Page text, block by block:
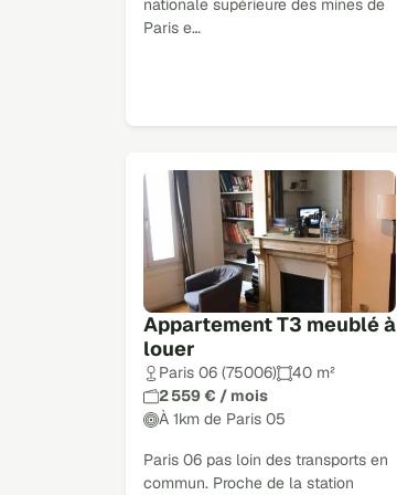
nationale supérieure des mines de
Paris e…
Appartement T3 meublé à
louer
Paris 06 (75006)
40 m²
2 559 € / mois
À 1km de Paris 05
Paris 06 pas loin des transports en
commun. Proche de la station